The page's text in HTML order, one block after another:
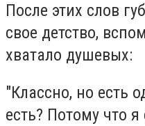
После этих слов
свое детство,
хватало душевых:
"Классно, но есть
есть? Потому что я